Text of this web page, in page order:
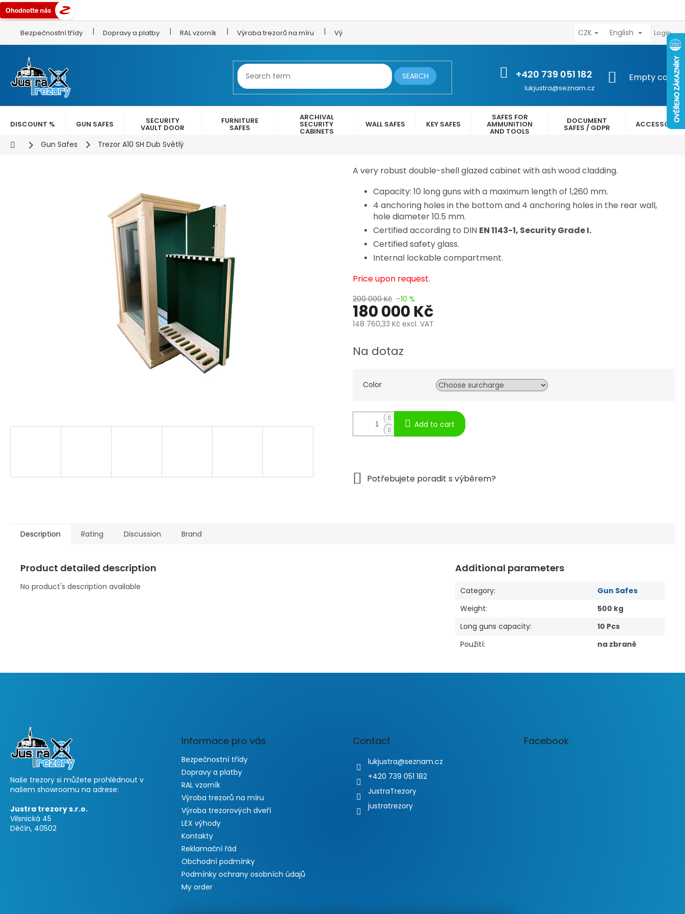
content
+420 739 051 182
lukjustra@seznam.cz
Bezpečnostní třídy Dopravy a platby RAL vzorník Výroba trezorů na míru Výroba trezorových dveří Reklamační řád Obchodní
CZK English Login
SEARCH
SHOPPING
Empty cart
DISCOUNT % GUN SAFES SECURITY
VAULT DOOR
FURNITURE
SAFES
ARCHIVAL
SECURITY
CABINETS
WALL SAFES KEY SAFES
SAFES FOR
AMMUNITION
AND TOOLS
DOCUMENT
SAFES / GDPR ACCESSORIES
HomeGun Safes Trezor A10 SH Dub Světlý
200 000 Kč –10 %
180 000 Kč
148 760,33 Kč excl. VAT
price:
Na dotaz
Color
Add to cart
A very robust double-shell glazed cabinet with ash wood cladding.
Capacity: 10 long guns with a maximum length of 1,260 mm.
4 anchoring holes in the bottom and 4 anchoring holes in the rear wall,
hole diameter 10.5 mm.
Certified according to DIN EN 1143-1, Security Grade I.
Certified safety glass.
Internal lockable compartment.
Price upon request.
Description Rating Discussion Brand
Product detailed description
No product's description available
Additional parameters
Category:
Gun Safes
Weight:
500 kg
Long guns capacity:
10 Pcs
Použití: na zbraně
Naše trezory si můžete prohlédnout v
našem showroomu na adrese:
Justra trezory s.r.o.
Vilsnická 45
Děčín, 40502
Informace pro vás
Bezpečnostní třídy
Dopravy a platby
RAL vzorník
Výroba trezorů na míru
Výroba trezorových dveří
LEX výhody
Kontakty
Reklamační řád
Obchodní podmínky
Podmínky ochrany osobních údajů
My order
Contact
lukjustra@seznam.cz
+420 739 051 182
JustraTrezory
justratrezory
Facebook